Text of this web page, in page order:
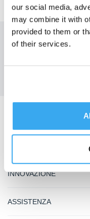
our social media,
may combine it with
provided to them or
of their services.
Ottieni le
INNOVAZIONE
ASSISTENZA